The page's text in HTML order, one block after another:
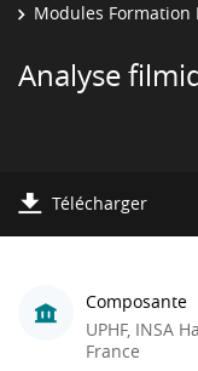
Modules Formation
Analyse
Télécharger
Composante
UPHF, INSA
France